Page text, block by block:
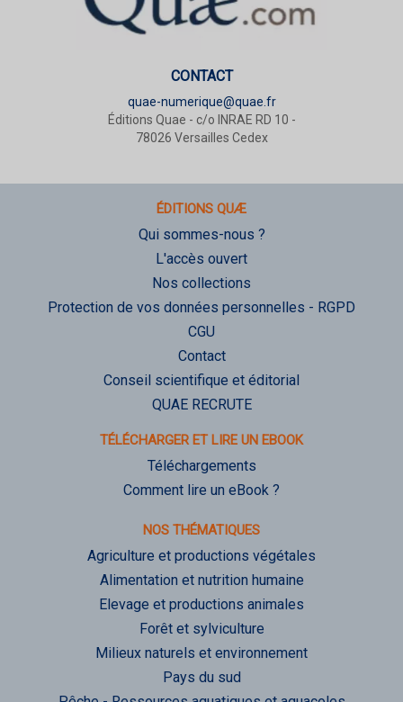
CONTACT
quae-numerique@quae.fr
Éditions Quae - c/o INRAE RD 10 -
78026 Versailles Cedex
ÉDITIONS QUÆ
Qui sommes-nous ?
L'accès ouvert
Nos collections
Protection de vos données personnelles - RGPD
CGU
Contact
Conseil scientifique et éditorial
QUAE RECRUTE
TÉLÉCHARGER ET LIRE UN EBOOK
Téléchargements
Comment lire un eBook ?
NOS THÉMATIQUES
Agriculture et productions végétales
Alimentation et nutrition humaine
Elevage et productions animales
Forêt et sylviculture
Milieux naturels et environnement
Pays du sud